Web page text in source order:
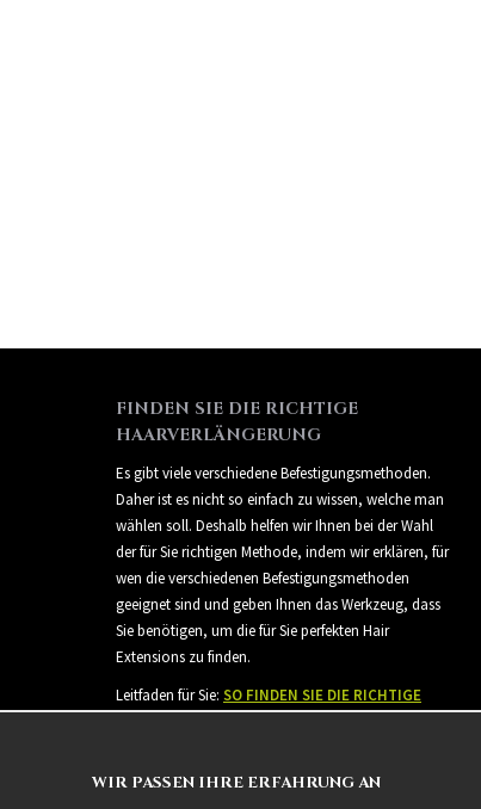
FINDEN SIE DIE RICHTIGE
HAARVERLÄNGERUNG
Es gibt viele verschiedene Befestigungsmethoden.
Daher ist es nicht so einfach zu wissen, welche man
wählen soll. Deshalb helfen wir Ihnen bei der Wahl
der für Sie richtigen Methode, indem wir erklären, für
wen die verschiedenen Befestigungsmethoden
geeignet sind und geben Ihnen das Werkzeug, dass
Sie benötigen, um die für Sie perfekten Hair
Extensions zu finden.
Leitfaden für Sie: SO FINDEN SIE DIE RICHTIGE
WIR PASSEN IHRE ERFAHRUNG AN